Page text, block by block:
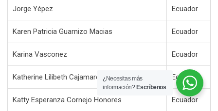
Jorge Yépez Ecuador
Karen Patricia Guarnizo Macias Ecuador
Karina Vasconez Ecuador
Katherine Lilibeth Cajamarca Ramírez Ecuador
Katty Esperanza Cornejo Honores Ecuador
¿Necesitas más
información? Escríbenos